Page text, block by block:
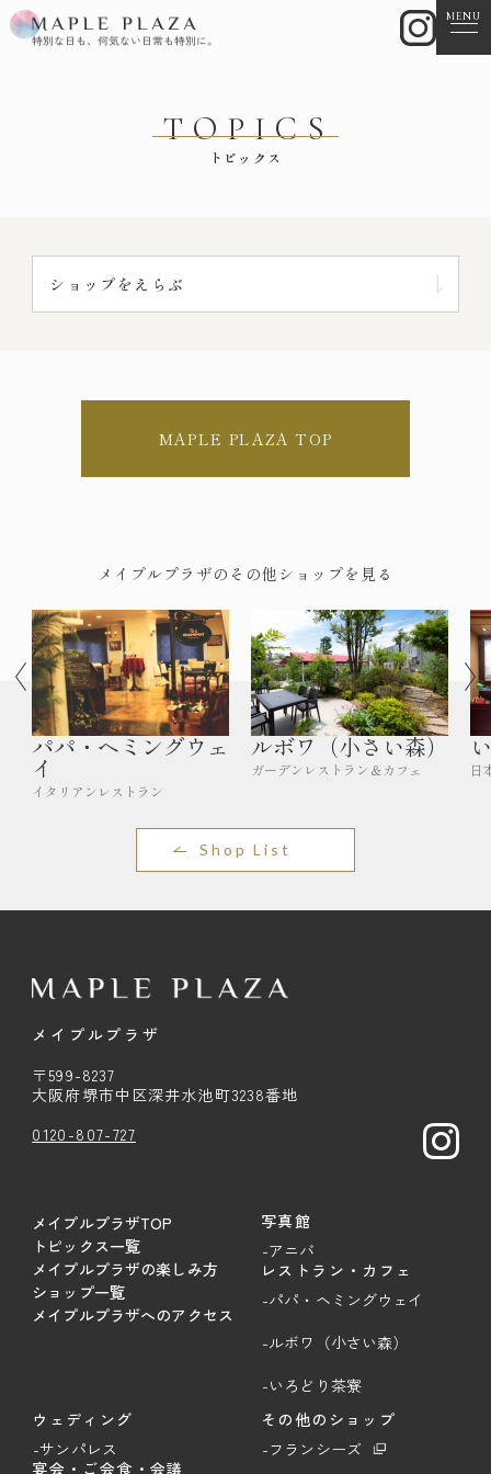
MENU
トピックス
TOPICS
ショップをえらぶ
MAPLE PLAZA TOP
メイプルプラザのその他ショップを見る
パパ・ヘミングウェ
イ
イタリアンレストラン
ルボワ（小さい森）
ガーデンレストラン＆カフェ 日
Shop List
メイプルプラザ
〒599-8237
大阪府堺市中区深井水池町3238番地
0120-807-727
メイプルプラザTOP
トピックス一覧
メイプルプラザの楽しみ方
ショップ一覧
メイプルプラザへのアクセス
写真館
-アニバ
レストラン・カフェ
-パパ・ヘミングウェイ
-ルボワ（小さい森）
-いろどり茶寮
ウェディング
-サンパレス
宴会・ご会食・会議
その他のショップ
-フランシーズ